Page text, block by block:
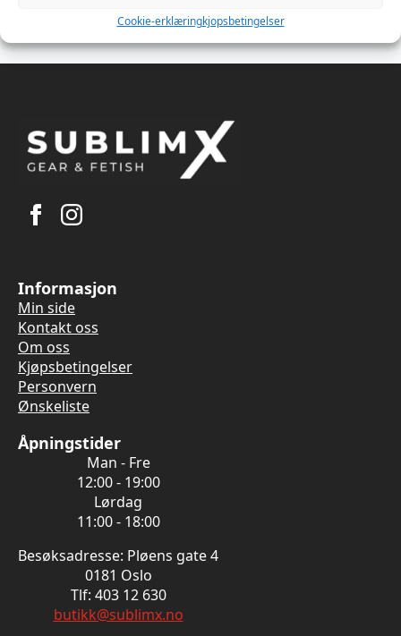
Cookie-erklæringkjopsbetingelser
Informasjon
Min side
Kontakt oss
Om oss
Kjøpsbetingelser
Personvern
Ønskeliste
Åpningstider
Man - Fre
12:00 - 19:00
Lørdag
11:00 - 18:00
Besøksadresse: Pløens gate 4
0181 Oslo
Tlf: 403 12 630
butikk@sublimx.no